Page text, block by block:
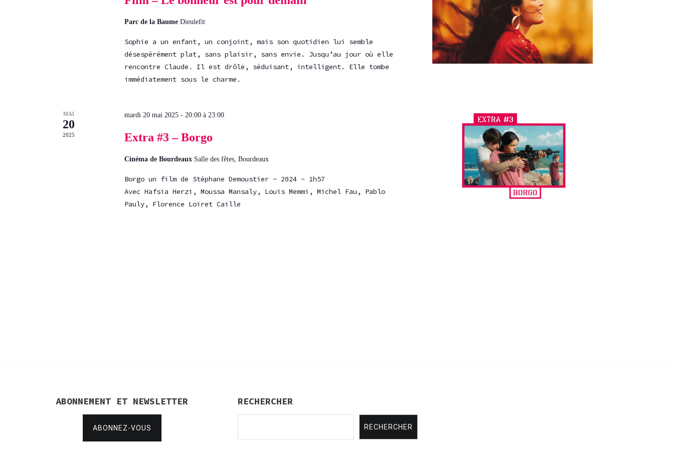
Parc de la Baume Dieulefit
Sophie a un enfant, un conjoint, mais son quotidien lui semble
désespérément plat, sans plaisir, sans envie. Jusqu’au jour où elle
rencontre Claude. Il est drôle, séduisant, intelligent. Elle tombe
immédiatement sous le charme.
MAI
20
2025
mardi 20 mai 2025 - 20:00à 23:00
Extra #3 – Borgo
Cinéma de Bourdeaux Salle des fêtes, Bourdeaux
Borgo un film de Stéphane Demoustier - 2024 - 1h57
Avec Hafsia Herzi, Moussa Mansaly, Louis Memmi, Michel Fau, Pablo
Pauly, Florence Loiret Caille
ABONNEMENT ET NEWSLETTER
ABONNEZ-VOUS
RECHERCHER
RECHERCHER